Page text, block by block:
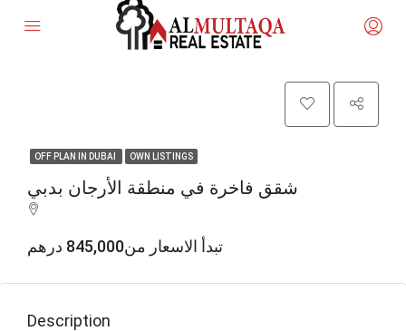
OFF PLAN IN DUBAI OWN LISTINGS
شقق فاخرة في منطقة الأرجان بدبي
تبدأ الاسعار من845,000 درهم
Description